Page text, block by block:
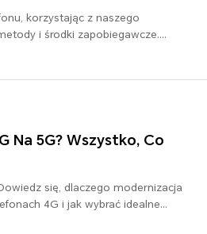
korzystając z naszego
i środki zapobiegawcze.
Na 5G? Wszystko, Co
się, dlaczego modernizacja
4G i jak wybrać idealne